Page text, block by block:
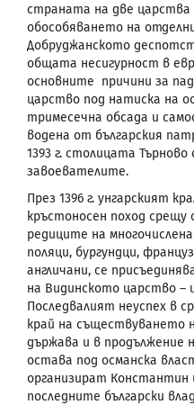
страната на две царства
обособяването на
Добруджанското
общата несигурност в
основните причини за
царство под натиска на
тримесечна обсада и
водена от българския
1393 г. столицата
завоевателите.
През 1396 г. унгарският
кръстоносен поход срещу
редиците на
поляци, бургундци,
англичани, се
на Видинското царство –
Последвалият неуспех в
край на съществуването
държава и в продължение
остава под османска
организират Константин
последните български